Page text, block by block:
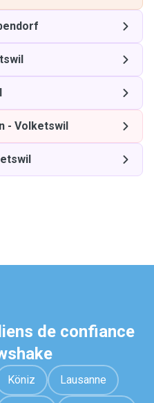
- Volketswil
de confiance
Köniz Lausanne